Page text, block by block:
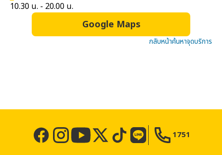
10.30 น. - 20.00 น.
Google Maps
กลับหน้าค้นหาจุดบริการ
1751